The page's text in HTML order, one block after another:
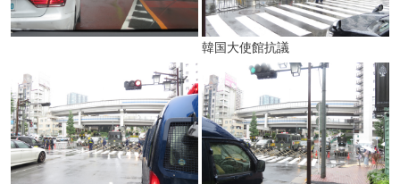
韓国大使館抗議